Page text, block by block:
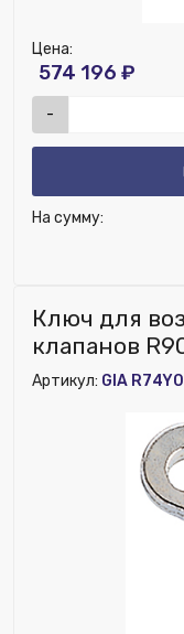
Цена:
574 196 ₽
-
На сумму:
Ключ для
клапанов
Артикул: GIA